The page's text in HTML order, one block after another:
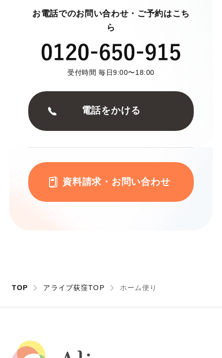
お電話でのお問い合わせ・ご予約はこち
ら
受付時間 毎日9:00〜18:00
電話をかける
資料請求・お問い合わせ
TOP アライブ荻窪TOP ホーム便り